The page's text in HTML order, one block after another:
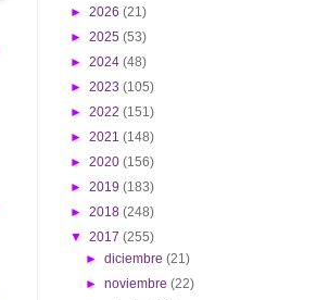
► 2026 (21)
► 2025 (53)
► 2024 (48)
► 2023 (105)
► 2022 (151)
► 2021 (148)
► 2020 (156)
► 2019 (183)
► 2018 (248)
▼ 2017 (255)
►diciembre(21)
►noviembre(22)